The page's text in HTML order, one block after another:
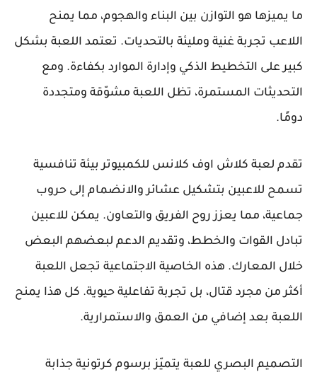
ما يميزها هو التوازن بين البناء والهجوم، مما يمنح
اللاعب تجربة غنية ومليئة بالتحديات. تعتمد اللعبة بشكل
كبير على التخطيط الذكي وإدارة الموارد بكفاءة. ومع
التحديثات المستمرة، تظل اللعبة مشوّقة ومتجددة
دومًا.
تقدم لعبة كلاش اوف كلانس للكمبيوتر بيئة تنافسية
تسمح للاعبين بتشكيل عشائر والانضمام إلى حروب
جماعية، مما يعزز روح الفريق والتعاون. يمكن للاعبين
تبادل القوات والخطط، وتقديم الدعم لبعضهم البعض
خلال المعارك. هذه الخاصية الاجتماعية تجعل اللعبة
أكثر من مجرد قتال، بل تجربة تفاعلية حيوية. كل هذا يمنح
اللعبة بعد إضافي من العمق والاستمرارية.
التصميم البصري للعبة يتميّز برسوم كرتونية جذابة